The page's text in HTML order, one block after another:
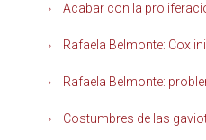
Acabar con la
Rafaela Belmonte: Cox
Rafaela Belmonte:
Costumbres de las